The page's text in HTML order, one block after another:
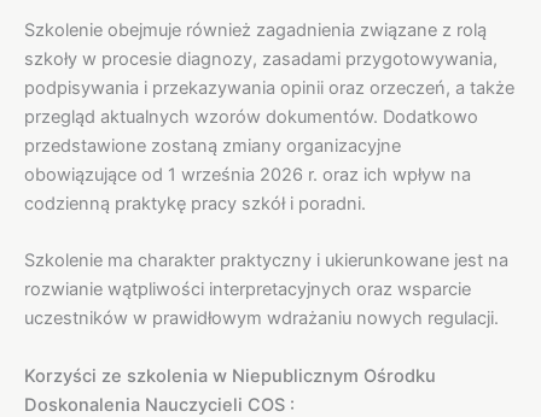
Szkolenie obejmuje również zagadnienia związane z rolą
szkoły w procesie diagnozy, zasadami przygotowywania,
podpisywania i przekazywania opinii oraz orzeczeń, a także
przegląd aktualnych wzorów dokumentów. Dodatkowo
przedstawione zostaną zmiany organizacyjne
obowiązujące od 1 września 2026 r. oraz ich wpływ na
codzienną praktykę pracy szkół i poradni.
Szkolenie ma charakter praktyczny i ukierunkowane jest na
rozwianie wątpliwości interpretacyjnych oraz wsparcie
uczestników w prawidłowym wdrażaniu nowych regulacji.
Korzyści ze szkolenia w Niepublicznym Ośrodku
Doskonalenia Nauczycieli COS :